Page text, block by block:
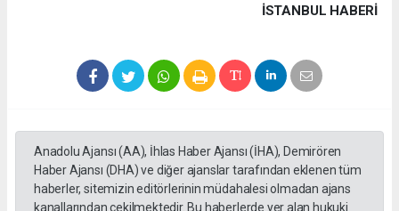
İSTANBUL HABERİ
Anadolu Ajansı (AA), İhlas Haber Ajansı (İHA), Demirören
Haber Ajansı (DHA) ve diğer ajanslar tarafından eklenen tüm
haberler, sitemizin editörlerinin müdahalesi olmadan ajans
kanallarından çekilmektedir. Bu haberlerde yer alan hukuki